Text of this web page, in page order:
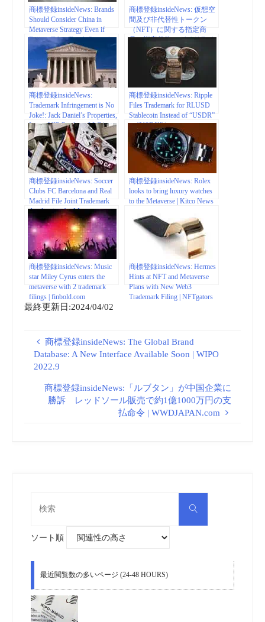
商標登録insideNews: Brands
Should Consider China in
Metaverse Strategy Even if
Beijing Takes Tough Stance |
The Fashion Law
商標登録insideNews: 仮想空
間及び非代替性トークン
（NFT）に関する指定商
品・指定役務のガイドライ
ン | 特許庁
商標登録insideNews:
Trademark Infringement is No
Joke!: Jack Daniel’s Properties,
Inc. v. VIP Products LLC |
Ward and Smith, P.A. |
JDSupra
商標登録insideNews: Ripple
Files Trademark for RLUSD
Stablecoin Instead of “USDR”
or “USDX” |
thecryptobasic.com
商標登録insideNews: Soccer
Clubs FC Barcelona and Real
Madrid File Joint Trademark
Application for Metaverse
Activities | Metaverse Bitcoin
News
商標登録insideNews: Rolex
looks to bring luxury watches
to the Metaverse | Kitco News
商標登録insideNews: Music
star Miley Cyrus enters the
metaverse with 2 trademark
filings | finbold.com
商標登録insideNews: Hermes
Hints at NFT and Metaverse
Plans with New Web3
Trademark Filing | NFTgators
最終更新日:2024/04/02
商標登録insideNews: The Global Brand
Database: A New Interface Available Soon | WIPO
2022.9
商標登録insideNews:「ルブタン」が中国企業に
勝訴 レッドソール販売で約1億1000万円の支
払命令 | WWDJAPAN.com
検
ソート順
最近閲覧数の多いページ (24-48 HOURS)